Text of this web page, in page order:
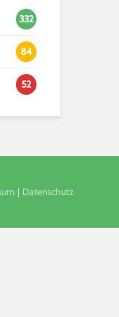
332
84
52
| Datenschutz